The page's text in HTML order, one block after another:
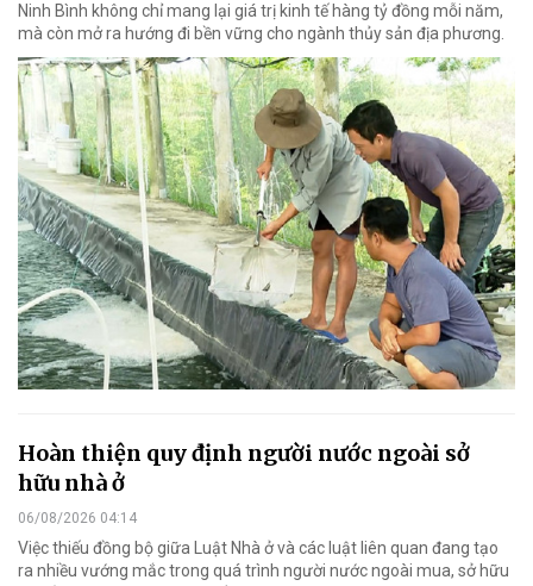
Ninh Bình không chỉ mang lại giá trị kinh tế hàng tỷ đồng mỗi năm,
mà còn mở ra hướng đi bền vững cho ngành thủy sản địa phương.
Hoàn thiện quy định người nước ngoài sở
hữu nhà ở
06/08/2026 04:14
Việc thiếu đồng bộ giữa Luật Nhà ở và các luật liên quan đang tạo
ra nhiều vướng mắc trong quá trình người nước ngoài mua, sở hữu